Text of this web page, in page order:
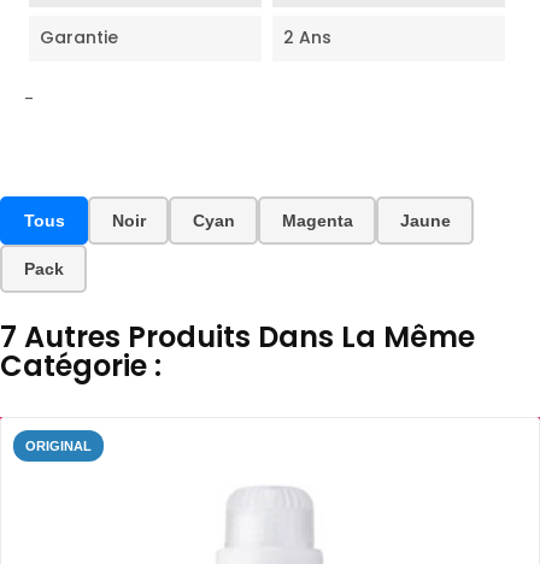
Garantie 2 Ans
-
Tous Noir Cyan Magenta Jaune
Pack
7 Autres Produits Dans La Même
Catégorie :
ORIGINAL